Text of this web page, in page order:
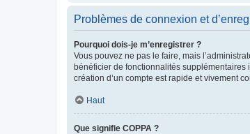
Problèmes de connexion et
Pourquoi dois-je m’enregistrer ?
Vous pouvez ne pas le faire, mais
bénéficier de fonctionnalités supplémentaires
création d’un compte est rapide et vivement
Haut
Que signifie COPPA ?